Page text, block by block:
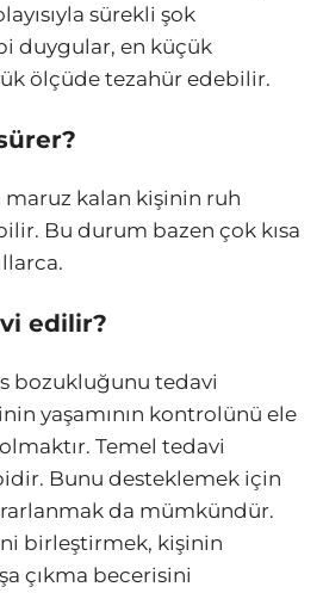
sürekli şok
duygular, en küçük
ölçüde tezahür edebilir.
kalan kişinin ruh
Bu durum bazen çok kısa
edilir?
bozukluğunu tedavi
yaşamının kontrolünü ele
Temel tedavi
Bunu desteklemek için
da mümkündür.
birleştirmek, kişinin
çıkma becerisini